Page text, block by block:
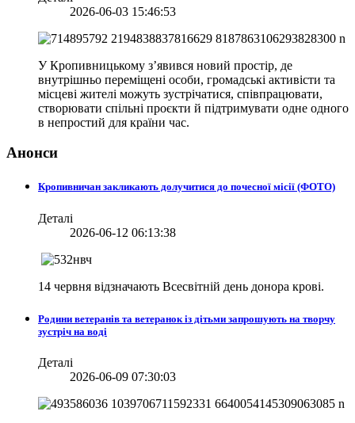
2026-06-03 15:46:53
У Кропивницькому з’явився новий простір, де
внутрішньо переміщені особи, громадські активісти та
місцеві жителі можуть зустрічатися, співпрацювати,
створювати спільні проєкти й підтримувати одне одного
в непростий для країни час.
Анонси
Кропивничан закликають долучитися до почесної місії (ФОТО)
Деталі
2026-06-12 06:13:38
14 червня відзначають Всесвітній день донора крові.
Родини ветеранів та ветеранок із дітьми запрошують на творчу
зустріч на воді
Деталі
2026-06-09 07:30:03